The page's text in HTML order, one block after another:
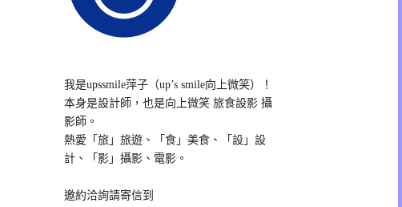
我是upssmile萍子（up’s smile向上微笑）！
本身是設計師，也是向上微笑 旅食設影 攝
影師。
熱愛「旅」旅遊、「食」美食、「設」設
計、「影」攝影、電影。
邀約洽詢請寄信到